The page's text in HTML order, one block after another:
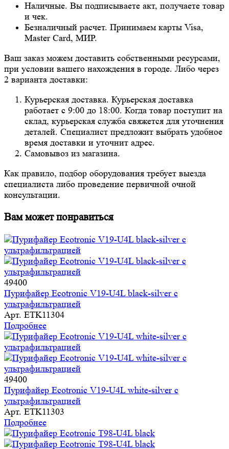
Наличные. Вы подписываете акт, получаете товар
и чек.
Безналичный расчет. Принимаем карты Visa,
Master Card, МИР.
Ваш заказ можем доставить собственными ресурсами,
при условии вашего нахождения в городе. Либо через
2 варианта доставки:
Курьерская доставка. Курьерская доставка
работает с 9:00 до 18:00. Когда товар поступит на
склад, курьерская служба свяжется для уточнения
деталей. Специалист предложит выбрать удобное
время доставки и уточнит адрес.
Самовывоз из магазина.
Как правило, подбор оборудования требует выезда
специалиста либо проведение первичной очной
консультации.
Вам может понравиться
49400
Пурифайер Ecotronic V19-U4L black-silver с
ультрафильтрацией
Арт. ETK11304
Подробнее
49400
Пурифайер Ecotronic V19-U4L white-silver с
ультрафильтрацией
Арт. ETK11303
Подробнее